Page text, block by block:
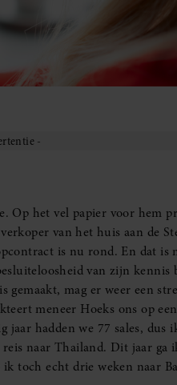
Op het vel papier voor hem
van het huis aan de
is nu rond. En dat is
van zijn kennis
mag er weer een
meneer Hoeks ons op
hadden we 77 sales, dus
naar Thailand. Dit jaar ga
toch echt drie weken naar